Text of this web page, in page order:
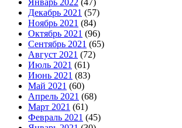
Декабрь 2021 (57)
Ноябрь 2021 (84)
Октябрь 2021 (96)
Сентябрь 2021 (65)
Август 2021 (72)
Июль 2021 (61)
Июнь 2021 (83)
Май 2021 (60)
Апрель 2021 (68)
Март 2021 (61)
Февраль 2021 (45)